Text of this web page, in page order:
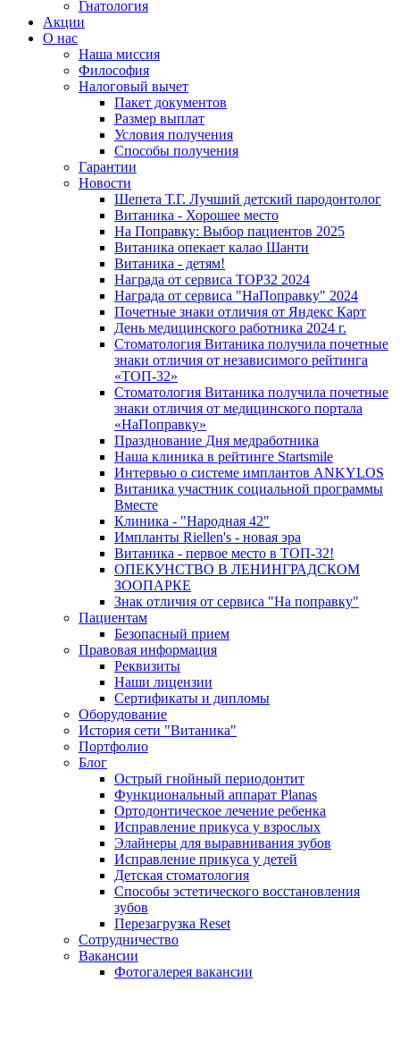
Гнатология
Акции
О нас
Наша миссия
Философия
Налоговый вычет
Пакет документов
Размер выплат
Условия получения
Способы получения
Гарантии
Новости
Шепета Т.Г. Лучший детский пародонтолог
Витаника - Хорошее место
На Поправку: Выбор пациентов 2025
Витаника опекает калао Шанти
Витаника - детям!
Награда от сервиса TOP32 2024
Награда от сервиса "НаПоправку" 2024
Почетные знаки отличия от Яндекс Карт
День медицинского работника 2024 г.
Стоматология Витаника получила почетные
знаки отличия от независимого рейтинга
«ТОП-32»
Стоматология Витаника получила почетные
знаки отличия от медицинского портала
«НаПоправку»
Празднование Дня медработника
Наша клиника в рейтинге Startsmile
Интервью о системе имплантов ANKYLOS
Витаника участник социальной программы
Вместе
Клиника - "Народная 42"
Импланты Riellen's - новая эра
Витаника - первое место в ТОП-32!
ОПЕКУНСТВО В ЛЕНИНГРАДСКОМ
ЗООПАРКЕ
Знак отличия от сервиса "На поправку"
Пациентам
Безопасный прием
Правовая информация
Реквизиты
Наши лицензии
Сертификаты и дипломы
Оборудование
История сети "Витаника"
Портфолио
Блог
Острый гнойный периодонтит
Функциональный аппарат Planas
Ортодонтическое лечение ребенка
Исправление прикуса у взрослых
Элайнеры для выравнивания зубов
Исправление прикуса у детей
Детская стоматология
Способы эстетического восстановления
зубов
Перезагрузка Reset
Сотрудничество
Вакансии
Фотогалерея вакансии